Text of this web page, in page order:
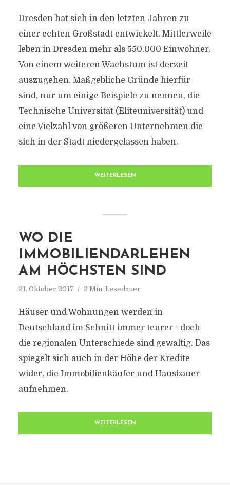
Dresden hat sich in den letzten Jahren zu
einer echten Großstadt entwickelt. Mittlerweile
leben in Dresden mehr als 550.000 Einwohner.
Von einem weiteren Wachstum ist derzeit
auszugehen. Maßgebliche Gründe hierfür
sind, nur um einige Beispiele zu nennen, die
Technische Universität (Eliteuniversität) und
eine Vielzahl von größeren Unternehmen die
sich in der Stadt niedergelassen haben.
WEITERLESEN
WO DIE
IMMOBILIENDARLEHEN
AM HÖCHSTEN SIND
21. Oktober 2017 2 Min. Lesedauer
Häuser und Wohnungen werden in
Deutschland im Schnitt immer teurer - doch
die regionalen Unterschiede sind gewaltig. Das
spiegelt sich auch in der Höhe der Kredite
wider, die Immobilienkäufer und Hausbauer
aufnehmen.
WEITERLESEN